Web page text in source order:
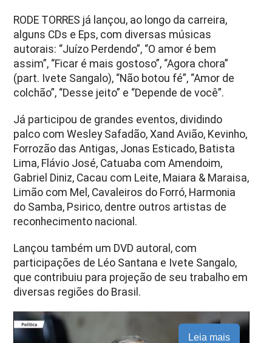
RODE TORRES já lançou, ao longo da carreira,
alguns CDs e Eps, com diversas músicas
autorais: “Juízo Perdendo”, “O amor é bem
assim”, “Ficar é mais gostoso”, “Agora chora”
(part. Ivete Sangalo), “Não botou fé”, “Amor de
colchão”, “Desse jeito” e “Depende de você”.
Já participou de grandes eventos, dividindo
palco com Wesley Safadão, Xand Avião, Kevinho,
Forrozão das Antigas, Jonas Esticado, Batista
Lima, Flávio José, Catuaba com Amendoim,
Gabriel Diniz, Cacau com Leite, Maiara & Maraisa,
Limão com Mel, Cavaleiros do Forró, Harmonia
do Samba, Psirico, dentre outros artistas de
reconhecimento nacional.
Lançou também um DVD autoral, com
participações de Léo Santana e Ivete Sangalo,
que contribuiu para projeção de seu trabalho em
diversas regiões do Brasil.
Leia mais